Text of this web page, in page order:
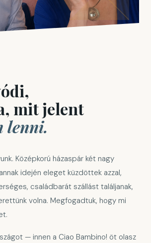
mit jelent
lenni.
Középkorú házaspár két nagy
idején eleget küzdöttek azzal,
családbarát szállást találjanak,
volna. Megfogadtuk, hogy mi
— innen a Ciao Bambino! öt olasz